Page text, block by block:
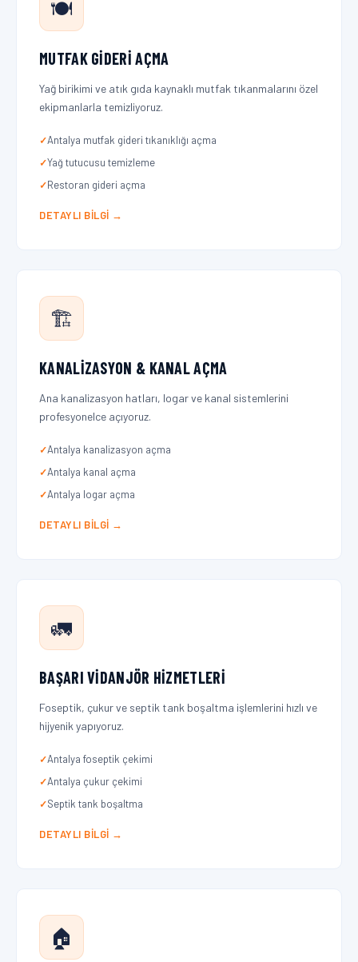
🍽️
MUTFAK GIDERI AÇMA
Yağ birikimi ve atık gıda kaynaklı mutfak tıkanmalarını özel
ekipmanlarla temizliyoruz.
Antalya mutfak gideri tıkanıklığı açma
Yağ tutucusu temizleme
Restoran gideri açma
DETAYLI BILGI →
🏗️
KANALIZASYON & KANAL AÇMA
Ana kanalizasyon hatları, logar ve kanal sistemlerini
profesyonelce açıyoruz.
Antalya kanalizasyon açma
Antalya kanal açma
Antalya logar açma
DETAYLI BILGI →
🚛
BAŞARI VIDANJÖR HIZMETLERI
Foseptik, çukur ve septik tank boşaltma işlemlerini hızlı ve
hijyenik yapıyoruz.
Antalya foseptik çekimi
Antalya çukur çekimi
Septik tank boşaltma
DETAYLI BILGI →
🏠